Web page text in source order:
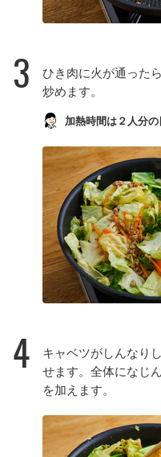
3
ひき肉に火が通った
炒めます。
加熱時間は２人分の
4
キャベツがしんなり
せます。全体になじ
を加えます。